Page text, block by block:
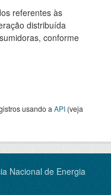
referentes às
distribuída
conforme
usando a API (veja
Nacional de Energia